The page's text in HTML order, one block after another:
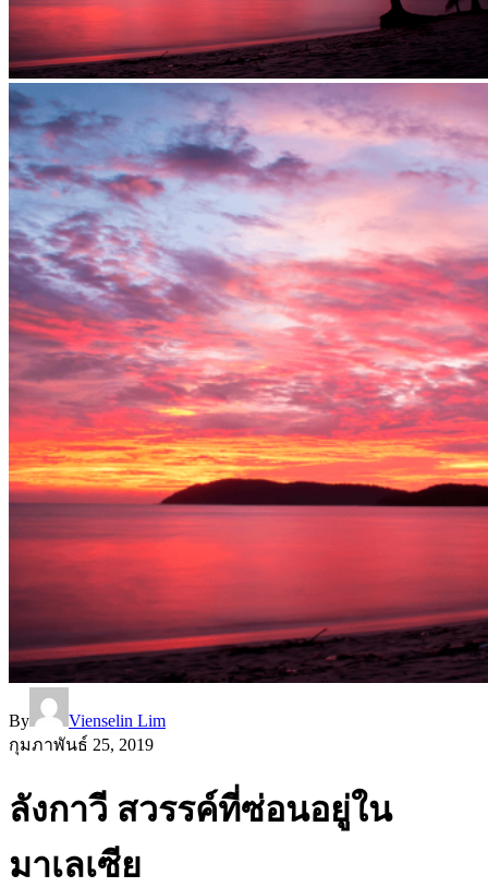
By
Vienselin Lim
กุมภาพันธ์ 25, 2019
ลังกาวี สวรรค์ที่ซ่อนอยู่ใน
มาเลเซีย